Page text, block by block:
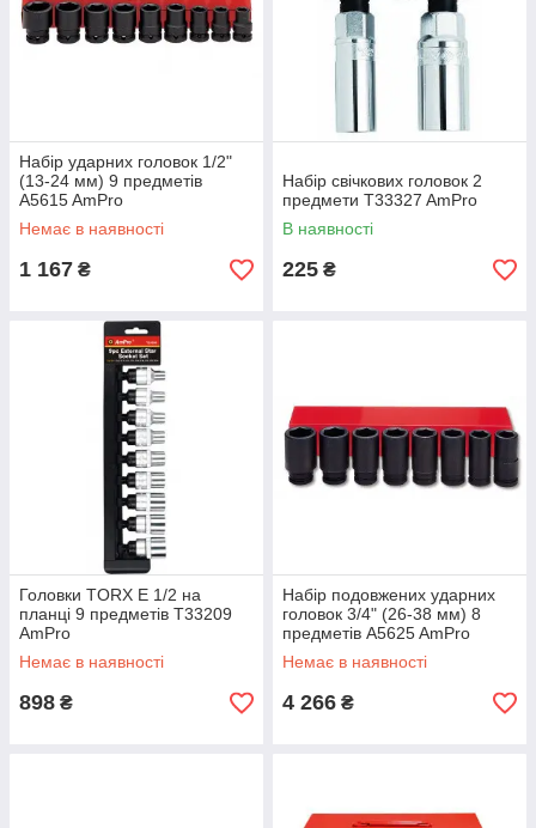
Набір ударних головок 1/2"
(13-24 мм) 9 предметів
A5615 AmPro
Немає в наявності
1 167 ₴
Набір свічкових головок 2
предмети T33327 AmPro
В наявності
225 ₴
Головки TORX E 1/2 на
планці 9 предметів T33209
AmPro
Немає в наявності
898 ₴
Набір подовжених ударних
головок 3/4" (26-38 мм) 8
предметів A5625 AmPro
Немає в наявності
4 266 ₴